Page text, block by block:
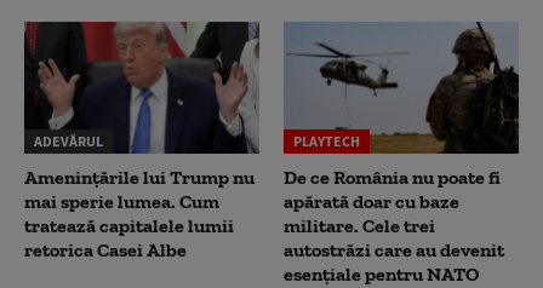
ADEVĂRUL
Amenințările lui Trump nu
mai sperie lumea. Cum
tratează capitalele lumii
retorica Casei Albe
PLAYTECH
De ce România nu poate fi
apărată doar cu baze
militare. Cele trei
autostrăzi care au devenit
esențiale pentru NATO